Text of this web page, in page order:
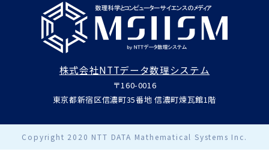
株式会社NTTデータ数理システム
〒160-0016
東京都新宿区信濃町35番地 信濃町煉瓦館1階
Copyright 2020 NTT DATA Mathematical Systems Inc.